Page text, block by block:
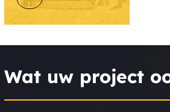
Wat uw project